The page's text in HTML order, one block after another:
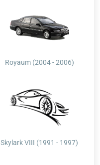
Royaum (2004 - 2006)
Skylark VIII (1991 - 1997)